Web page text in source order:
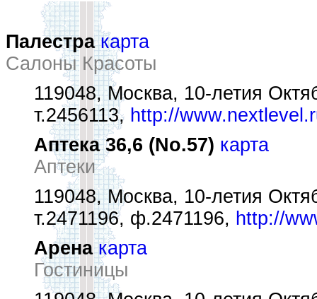
Палестра карта
Салоны Красоты
119048, Москва, 10-летия
т.2456113, http://
Аптека 36,6 (No.57) карта
Аптеки
119048, Москва, 10-летия
т.2471196, ф.2471196, http://
Арена карта
Гостиницы